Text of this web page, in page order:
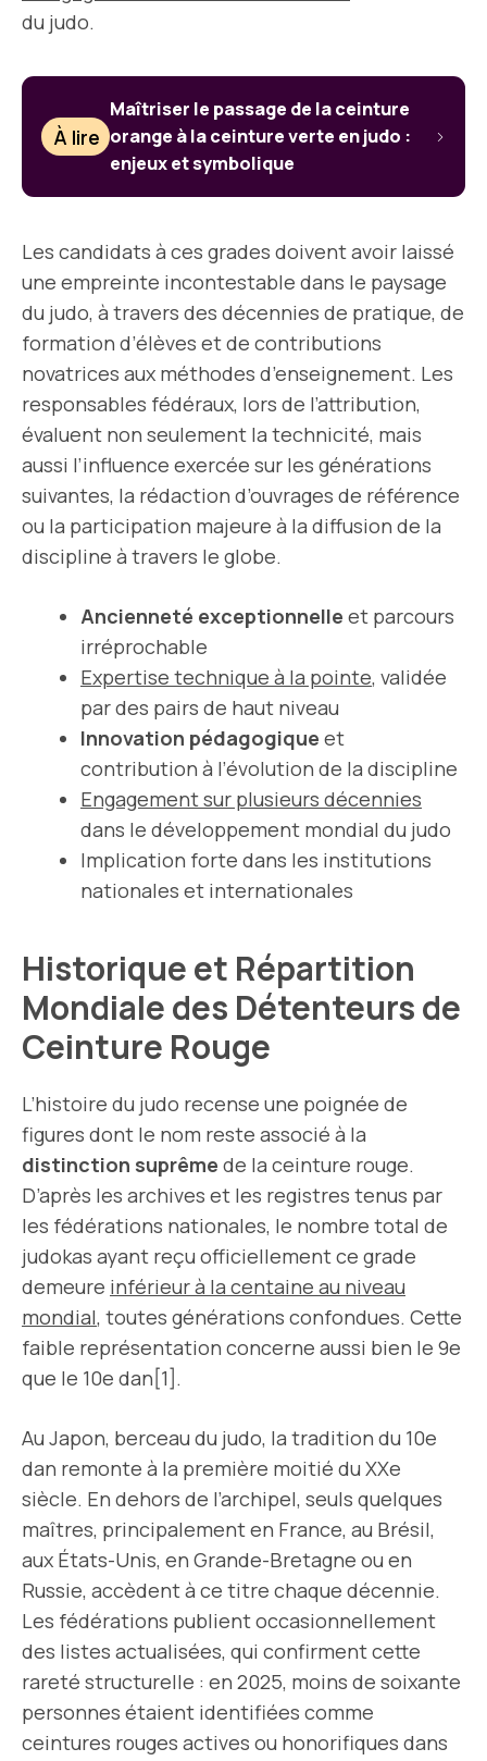
du judo.
À lire
Maîtriser le passage de la ceinture
orange à la ceinture verte en judo :
enjeux et symbolique
Les candidats à ces grades doivent avoir laissé
une empreinte incontestable dans le paysage
du judo, à travers des décennies de pratique, de
formation d’élèves et de contributions
novatrices aux méthodes d’enseignement. Les
responsables fédéraux, lors de l’attribution,
évaluent non seulement la technicité, mais
aussi l’influence exercée sur les générations
suivantes, la rédaction d’ouvrages de référence
ou la participation majeure à la diffusion de la
discipline à travers le globe.
Ancienneté exceptionnelle et parcours
irréprochable
Expertise technique à la pointe, validée
par des pairs de haut niveau
Innovation pédagogique et
contribution à l’évolution de la discipline
Engagement sur plusieurs décennies
dans le développement mondial du judo
Implication forte dans les institutions
nationales et internationales
Historique et Répartition
Mondiale des Détenteurs de
Ceinture Rouge
L’histoire du judo recense une poignée de
figures dont le nom reste associé à la
distinction suprême de la ceinture rouge.
D’après les archives et les registres tenus par
les fédérations nationales, le nombre total de
judokas ayant reçu officiellement ce grade
demeure inférieur à la centaine au niveau
mondial, toutes générations confondues. Cette
faible représentation concerne aussi bien le 9e
que le 10e dan[1].
Au Japon, berceau du judo, la tradition du 10e
dan remonte à la première moitié du XXe
siècle. En dehors de l’archipel, seuls quelques
maîtres, principalement en France, au Brésil,
aux États-Unis, en Grande-Bretagne ou en
Russie, accèdent à ce titre chaque décennie.
Les fédérations publient occasionnellement
des listes actualisées, qui confirment cette
rareté structurelle : en 2025, moins de soixante
personnes étaient identifiées comme
ceintures rouges actives ou honorifiques dans